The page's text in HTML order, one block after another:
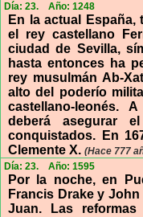
Día: 23.
Año: 1248
En la actual España,
el rey castellano
ciudad de Sevilla,
hasta entonces ha
rey musulmán Ab-
alto del poderío
castellano-leonés.
deberá asegurar
conquistados. En
Clemente X. (Hace 777
Día: 23.
Año: 1595
Por la noche, en
Francis Drake y
Juan. Las